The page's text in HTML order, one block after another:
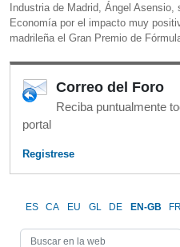
Industria de Madrid, Ángel
Economía por el impacto muy
madrileña el Gran Premio de
Correo del Foro
Reciba puntualmente
portal
Registrese
ES CA EU GL DE EN-GB FR